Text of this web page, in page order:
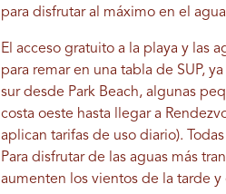
para disfrutar al máximo en el
El acceso gratuito a la playa y las
para remar en una tabla de SUP,
sur desde Park Beach, algunas
costa oeste hasta llegar a
aplican tarifas de uso diario).
Para disfrutar de las aguas más
aumenten los vientos de la tarde